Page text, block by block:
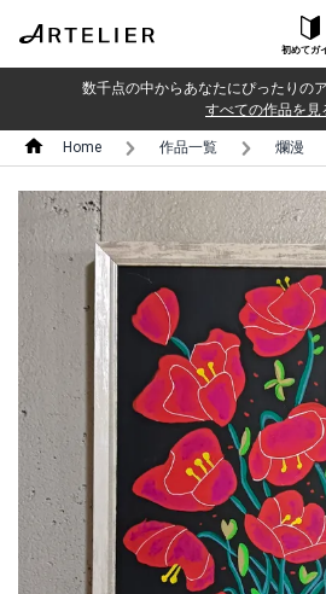
初めてガ
数千点の中からあなたにぴったりの
すべての作品を見
Home 作品一覧 爛漫